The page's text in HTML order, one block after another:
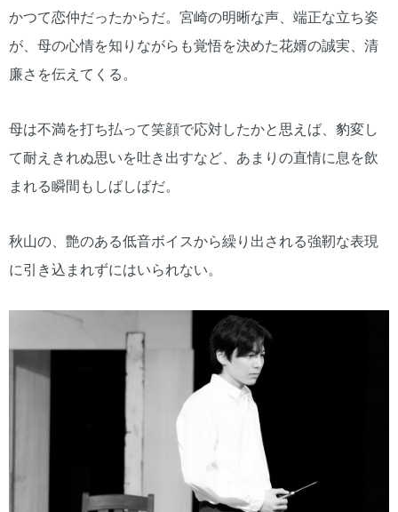
かつて恋仲だったからだ。宮崎の明晰な声、端正な立ち姿
が、母の心情を知りながらも覚悟を決めた花婿の誠実、清
廉さを伝えてくる。
母は不満を打ち払って笑顔で応対したかと思えば、豹変し
て耐えきれぬ思いを吐き出すなど、あまりの直情に息を飲
まれる瞬間もしばしばだ。
秋山の、艶のある低音ボイスから繰り出される強靭な表現
に引き込まれずにはいられない。